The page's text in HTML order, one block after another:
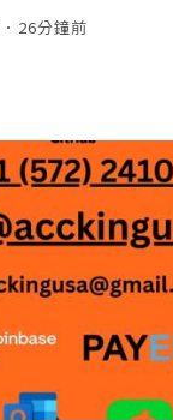
26分鐘前